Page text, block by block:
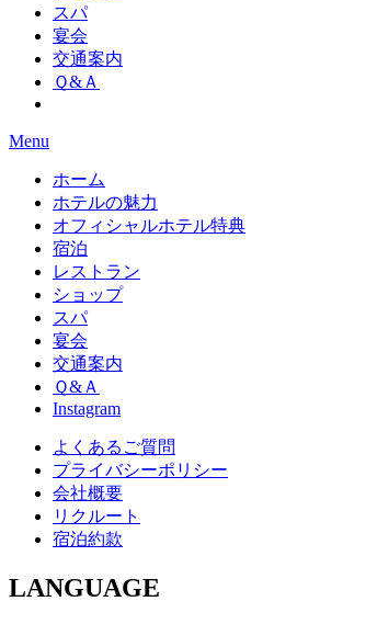
スパ
宴会
交通案内
Ｑ&Ａ
Menu
ホーム
ホテルの魅力
オフィシャルホテル特典
宿泊
レストラン
ショップ
スパ
宴会
交通案内
Ｑ&Ａ
Instagram
よくあるご質問
プライバシーポリシー
会社概要
リクルート
宿泊約款
LANGUAGE